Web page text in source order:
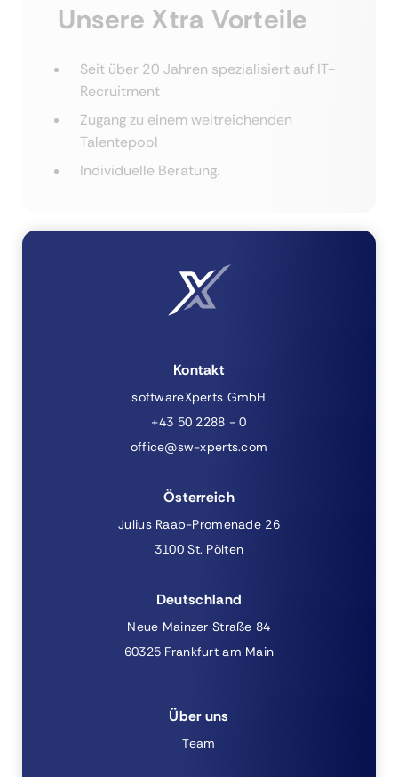
Unsere Xtra Vorteile
Seit über 20 Jahren spezialisiert auf IT-
Recruitment
Zugang zu einem weitreichenden
Talentepool
Individuelle Beratung.
Kontakt
softwareXperts GmbH
+43 50 2288 - 0
office@sw-xperts.com
Österreich
Julius Raab-Promenade 26
3100 St. Pölten
Deutschland
Neue Mainzer Straße 84
60325 Frankfurt am Main
Über uns
Team